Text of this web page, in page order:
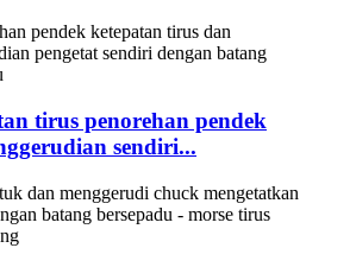
tirus penorehan pendek
sendiri...